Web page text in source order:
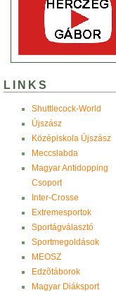
LINKS
Shuttlecock-World
Újszász
Középiskola Újszász
Meccslabda
Magyar Antidopping
Csoport
Inter-Crosse
Extremesportok
Sportágválasztó
Sportmegoldások
MEOSZ
Edzõtáborok
Magyar Diáksport